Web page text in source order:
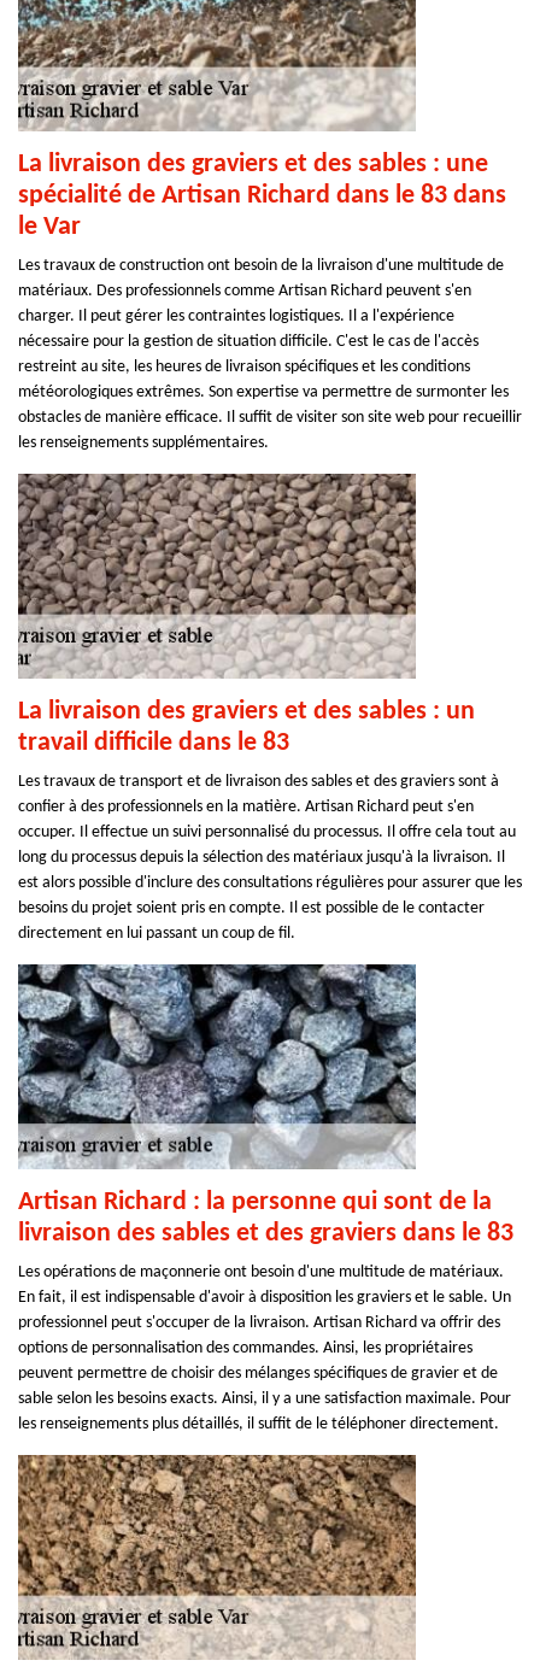
La livraison des graviers et des sables : une
spécialité de Artisan Richard dans le 83 dans
le Var
Les travaux de construction ont besoin de la livraison d'une multitude de
matériaux. Des professionnels comme Artisan Richard peuvent s'en
charger. Il peut gérer les contraintes logistiques. Il a l'expérience
nécessaire pour la gestion de situation difficile. C'est le cas de l'accès
restreint au site, les heures de livraison spécifiques et les conditions
météorologiques extrêmes. Son expertise va permettre de surmonter les
obstacles de manière efficace. Il suffit de visiter son site web pour recueillir
les renseignements supplémentaires.
La livraison des graviers et des sables : un
travail difficile dans le 83
Les travaux de transport et de livraison des sables et des graviers sont à
confier à des professionnels en la matière. Artisan Richard peut s'en
occuper. Il effectue un suivi personnalisé du processus. Il offre cela tout au
long du processus depuis la sélection des matériaux jusqu'à la livraison. Il
est alors possible d'inclure des consultations régulières pour assurer que les
besoins du projet soient pris en compte. Il est possible de le contacter
directement en lui passant un coup de fil.
Artisan Richard : la personne qui sont de la
livraison des sables et des graviers dans le 83
Les opérations de maçonnerie ont besoin d'une multitude de matériaux.
En fait, il est indispensable d'avoir à disposition les graviers et le sable. Un
professionnel peut s'occuper de la livraison. Artisan Richard va offrir des
options de personnalisation des commandes. Ainsi, les propriétaires
peuvent permettre de choisir des mélanges spécifiques de gravier et de
sable selon les besoins exacts. Ainsi, il y a une satisfaction maximale. Pour
les renseignements plus détaillés, il suffit de le téléphoner directement.